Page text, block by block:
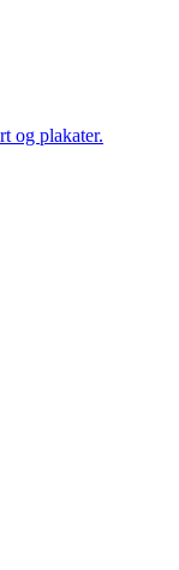
og plakater.